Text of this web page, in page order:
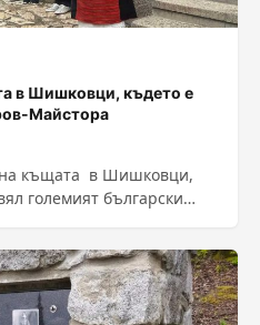
в Шишковци, където е
Майстора
на къщата в Шишковци,
големият български